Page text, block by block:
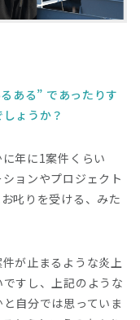
ある” であったりす
ょうか？
年に1案件くらい
ョンやプロジェクト
叱りを受ける、みた
が止まるような炎上
すし、上記のような
自分では思っていま